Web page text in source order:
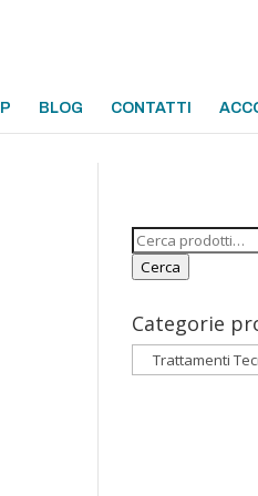
BLOG CONTATTI
Cerca:
Cerca
Categorie